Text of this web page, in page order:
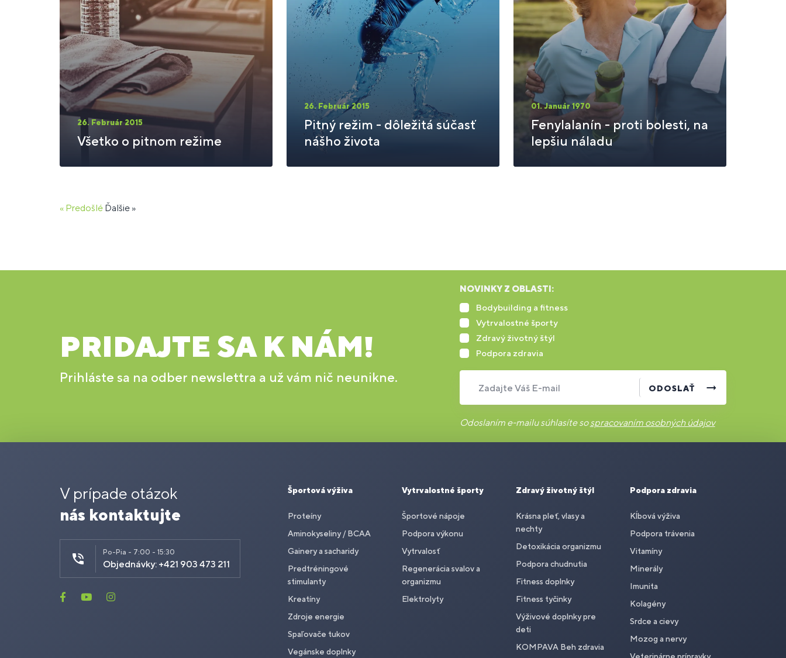
26. Február 2015
Všetko o pitnom režime
26. Február 2015
Pitný režim - dôležitá súčasť
nášho života
01. Január 1970
Fenylalanín - proti bolesti, na
lepšiu náladu
« Predošlé Ďalšie »
PRIDAJTE SA K NÁM!
Prihláste sa na odber newslettra a už vám nič neunikne.
NOVINKY Z OBLASTI:
Bodybuilding a fitness
Vytrvalostné športy
Zdravý životný štýl
Podpora zdravia
Zadajte Váš E-mail ODOSLAŤ
Odoslaním e-mailu súhlasíte sospracovaním osobných údajov
V prípade otázok
nás kontaktujte
Po-Pia - 7:00 - 15:30
Objednávky: +421 903 473 211
Športová výživa
Proteíny
Aminokyseliny / BCAA
Gainery a sacharidy
Predtréningové
stimulanty
Kreatíny
Zdroje energie
Spaľovače tukov
Vegánske doplnky
Vytrvalostné športy
Športové nápoje
Podpora výkonu
Vytrvalosť
Regenerácia svalov a
organizmu
Elektrolyty
Zdravý životný štýl
Krásna pleť, vlasy a
nechty
Detoxikácia organizmu
Podpora chudnutia
Fitness doplnky
Fitness tyčinky
Výživové doplnky pre
deti
KOMPAVA Beh zdravia
Podpora zdravia
Kĺbová výživa
Podpora trávenia
Vitamíny
Minerály
Imunita
Kolagény
Srdce a cievy
Mozog a nervy